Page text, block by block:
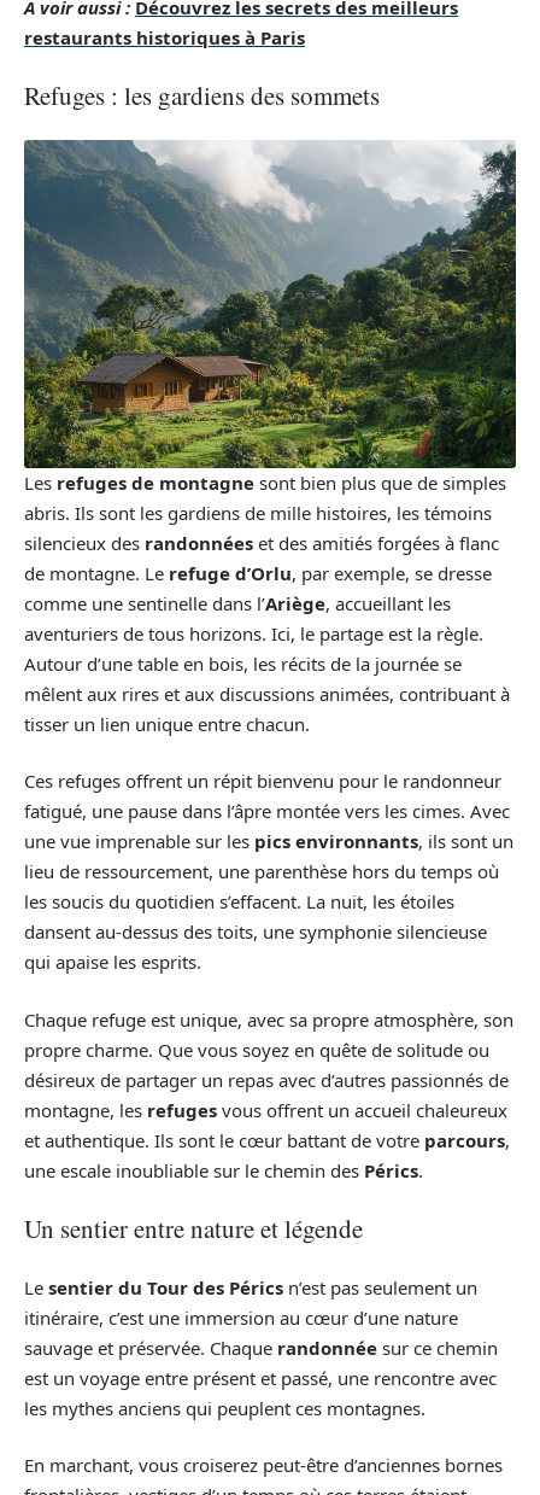
A voir aussi : Découvrez les secrets des meilleurs
restaurants historiques à Paris
Refuges : les gardiens des sommets
Les refuges de montagne sont bien plus que de simples
abris. Ils sont les gardiens de mille histoires, les témoins
silencieux des randonnées et des amitiés forgées à flanc
de montagne. Le refuge d’Orlu, par exemple, se dresse
comme une sentinelle dans l’Ariège, accueillant les
aventuriers de tous horizons. Ici, le partage est la règle.
Autour d’une table en bois, les récits de la journée se
mêlent aux rires et aux discussions animées, contribuant à
tisser un lien unique entre chacun.
Ces refuges offrent un répit bienvenu pour le randonneur
fatigué, une pause dans l’âpre montée vers les cimes. Avec
une vue imprenable sur les pics environnants, ils sont un
lieu de ressourcement, une parenthèse hors du temps où
les soucis du quotidien s’effacent. La nuit, les étoiles
dansent au-dessus des toits, une symphonie silencieuse
qui apaise les esprits.
Chaque refuge est unique, avec sa propre atmosphère, son
propre charme. Que vous soyez en quête de solitude ou
désireux de partager un repas avec d’autres passionnés de
montagne, les refuges vous offrent un accueil chaleureux
et authentique. Ils sont le cœur battant de votre parcours,
une escale inoubliable sur le chemin des Pérics.
Un sentier entre nature et légende
Le sentier du Tour des Pérics n’est pas seulement un
itinéraire, c’est une immersion au cœur d’une nature
sauvage et préservée. Chaque randonnée sur ce chemin
est un voyage entre présent et passé, une rencontre avec
les mythes anciens qui peuplent ces montagnes.
En marchant, vous croiserez peut-être d’anciennes bornes